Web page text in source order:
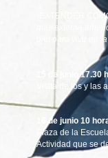
-EXTENDER
más externa
piel para vivir en
15 de junio
Visita de los y las
16 de junio 10
Plaza de la
Actividad que se